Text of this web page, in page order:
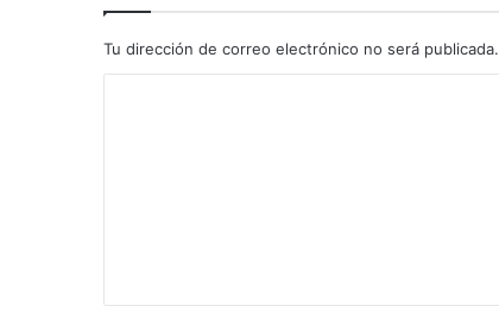
Tu dirección de correo electrónico no será publicada.
a